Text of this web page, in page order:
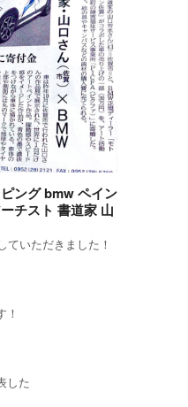
ング bmw ペイン
チスト 書道家 山
ていただきました！
！
した